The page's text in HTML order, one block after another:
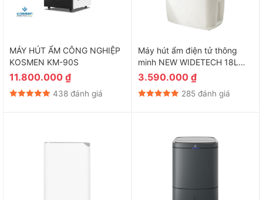
MÁY HÚT ẨM CÔNG NGHIỆP
KOSMEN KM-90S
11.800.000 ₫
438 đánh giá
Máy hút ẩm điện tử thông
minh NEW WIDETECH 18L
WDH318EFW1
3.590.000 ₫
285 đánh giá